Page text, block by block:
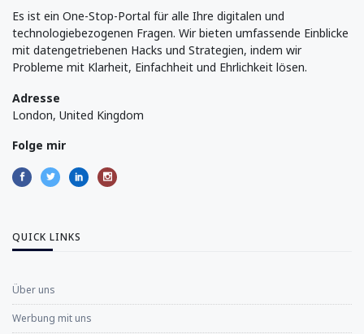
Es ist ein One-Stop-Portal für alle Ihre digitalen und
technologiebezogenen Fragen. Wir bieten umfassende Einblicke
mit datengetriebenen Hacks und Strategien, indem wir
Probleme mit Klarheit, Einfachheit und Ehrlichkeit lösen.
Adresse
London, United Kingdom
Folge mir
QUICK LINKS
Über uns
Werbung mit uns